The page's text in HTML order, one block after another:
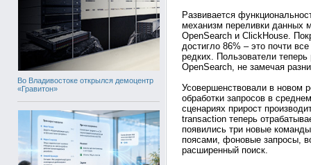
Во Владивостоке открылся демоцентр
«Гравитон»
Развивается
механизм переливки данных
OpenSearch и ClickHouse.
достигло 86% – это почти
редких. Пользователи
OpenSearch, не замечая
Усовершенствовали в новом
обработки запросов в
сценариях прирост
transaction теперь
появились три новые
поясами, фоновые запросы,
расширенный поиск.